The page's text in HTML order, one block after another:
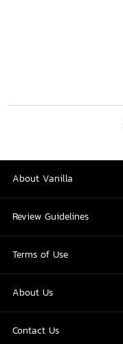
About Vanilla
Review Guidelines
Terms of Use
About Us
Contact Us